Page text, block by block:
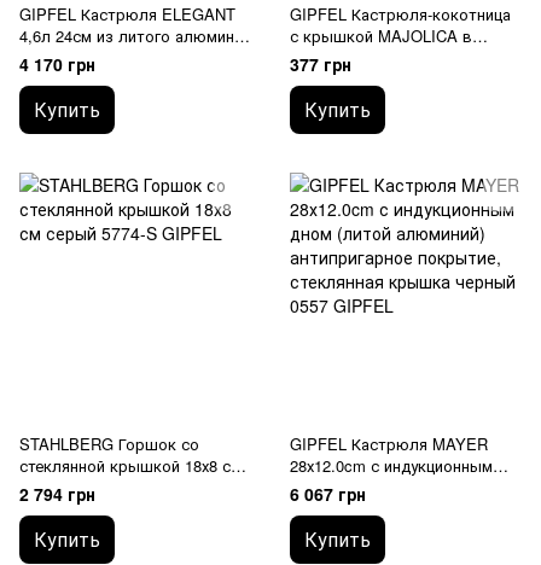
GIPFEL Кастрюля ELEGANT
4,6л 24см из литого алюминия
с индукционным дном, с
алюминиевой крышкой и
антипригарным керамическим
покрытием Pflu 0797 GIPFEL
4 170 грн
Купить
GIPFEL Кастрюля-кокотница
с крышкой MAJOLICA в
форме сердца, 10см. Цвет:
темно-зеленый. Материал:
жаропрочная керамика 3920
GIPFEL
377 грн
Купить
STAHLBERG Горшок со
стеклянной крышкой 18х8 см
5774-S GIPFEL
2 794 грн
Купить
GIPFEL Кастрюля MAYER
28х12.0cm с индукционным
дном (литой алюминий)
антипригарное покрытие,
стеклянная крышка 0557
GIPFEL
6 067 грн
Купить